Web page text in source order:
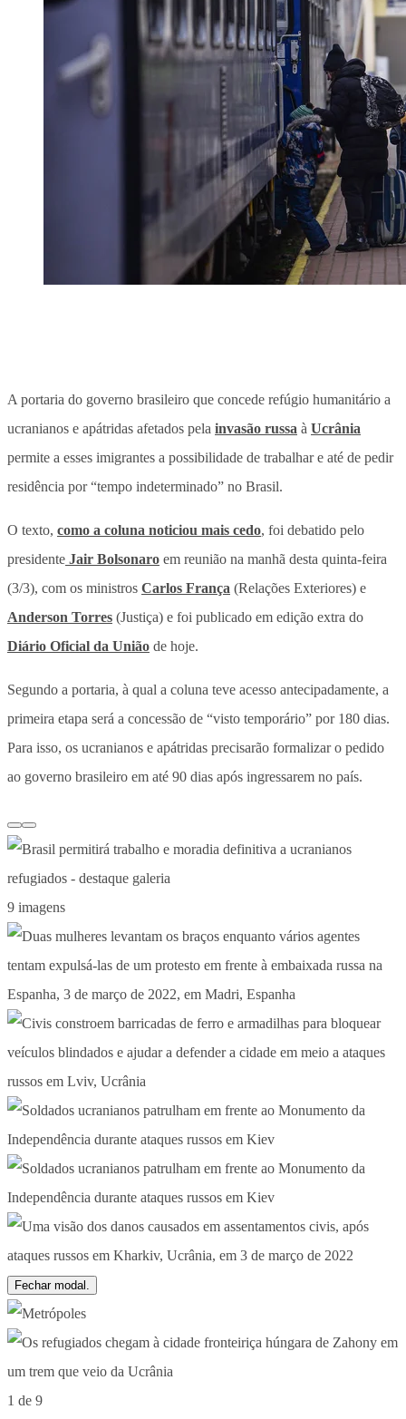
A portaria do governo brasileiro que concede refúgio humanitário a
ucranianos e apátridas afetados pela invasão russa à Ucrânia
permite a esses imigrantes a possibilidade de trabalhar e até de pedir
residência por “tempo indeterminado” no Brasil.
O texto, como a coluna noticiou mais cedo, foi debatido pelo
presidente Jair Bolsonaro em reunião na manhã desta quinta-feira
(3/3), com os ministros Carlos França (Relações Exteriores) e
Anderson Torres (Justiça) e foi publicado em edição extra do
Diário Oficial da União de hoje.
Segundo a portaria, à qual a coluna teve acesso antecipadamente, a
primeira etapa será a concessão de “visto temporário” por 180 dias.
Para isso, os ucranianos e apátridas precisarão formalizar o pedido
ao governo brasileiro em até 90 dias após ingressarem no país.
9 imagens
Fechar modal.
1 de 9